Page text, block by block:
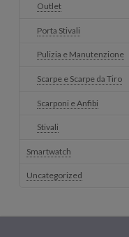
Outlet
Porta Stivali
Pulizia e Manutenzione
Scarpe e Scarpe da Tiro
Scarponi e Anfibi
Stivali
Smartwatch
Uncategorized